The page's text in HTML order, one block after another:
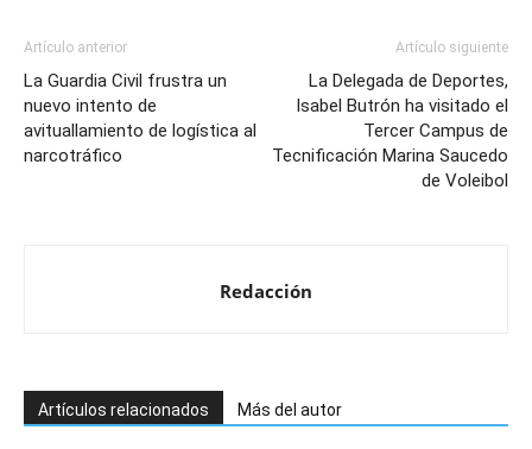
Artículo anterior
La Guardia Civil frustra un
nuevo intento de
avituallamiento de logística al
narcotráfico
Artículo siguiente
La Delegada de Deportes,
Isabel Butrón ha visitado el
Tercer Campus de
Tecnificación Marina Saucedo
de Voleibol
Redacción
Artículos relacionados Más del autor